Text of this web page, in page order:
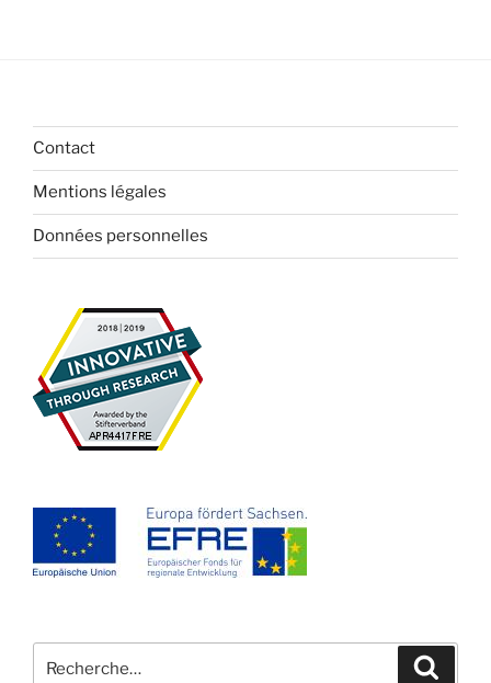
Contact
Mentions légales
Données personnelles